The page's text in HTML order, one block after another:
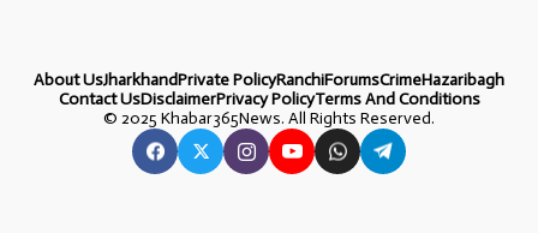
About UsJharkhandPrivate PolicyRanchiForumsCrimeHazaribagh
Contact UsDisclaimerPrivacy PolicyTerms And Conditions
© 2025 Khabar365News. All Rights Reserved.